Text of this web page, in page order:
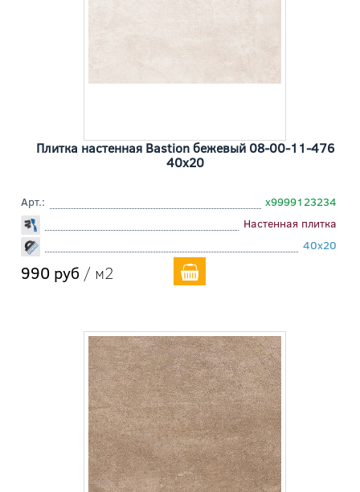
Плитка настенная Bastion бежевый 08-00-11-476
40x20
Арт.:
х9999123234
Настенная плитка
40x20
990 руб / м2